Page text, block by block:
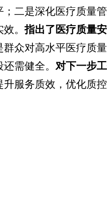
；二是深化医疗质量
效。指出了医疗质量
群众对高水平医疗质
需健全。 对下一步
升服务质效，优化质